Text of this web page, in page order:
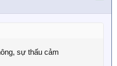
sự thấu cảm